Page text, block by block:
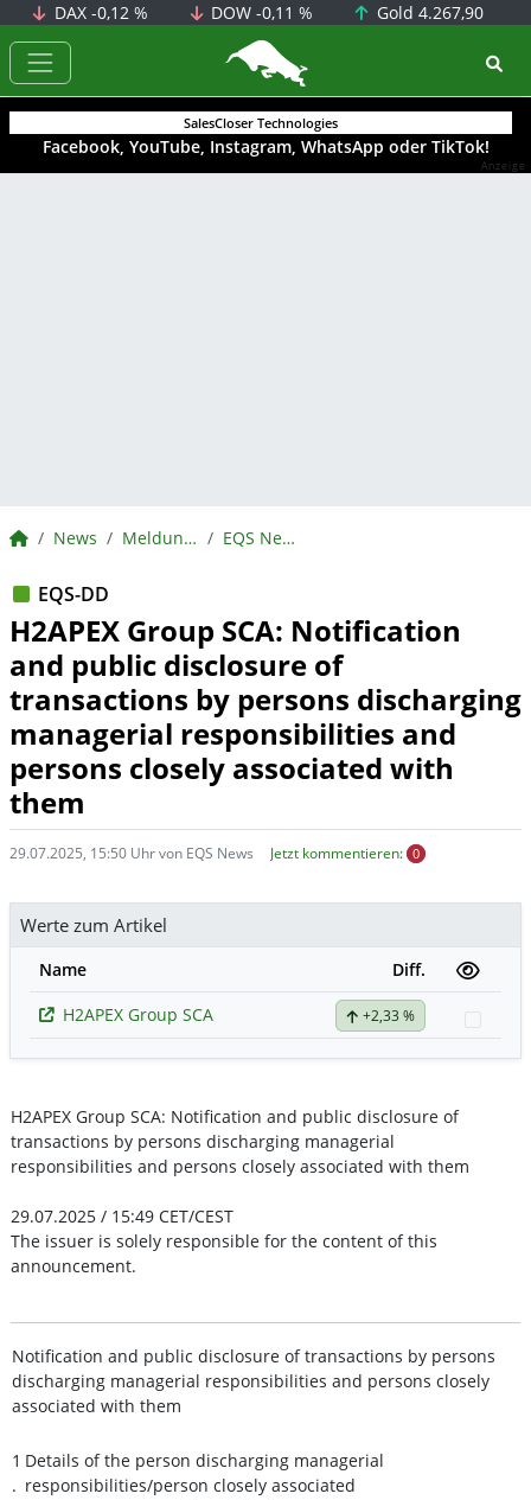
DAX -0,12 % DOW-0,11 % Gold 4.267,90
BörsenNEWS.de
SalesCloser Technologies
Facebook, YouTube, Instagram, WhatsApp oder TikTok!
Anzeige
BörsenNEWS.de
News Meldungen EQS News
EQS-DD
H2APEX Group SCA: Notification
and public disclosure of
transactions by persons discharging
managerial responsibilities and
persons closely associated with
them
29.07.2025, 15:50 Uhr von EQS News Jetzt kommentieren: 0
Werte zum Artikel
Name
Diff.
H2APEX Group SCA
+2,33 %
H2APEX Group SCA: Notification and public disclosure of
transactions by persons discharging managerial
responsibilities and persons closely associated with them
29.07.2025 / 15:49 CET/CEST
The issuer is solely responsible for the content of this
announcement.
Notification and public disclosure of transactions by persons
discharging managerial responsibilities and persons closely
associated with them
1
.
Details of the person discharging managerial
responsibilities/person closely associated